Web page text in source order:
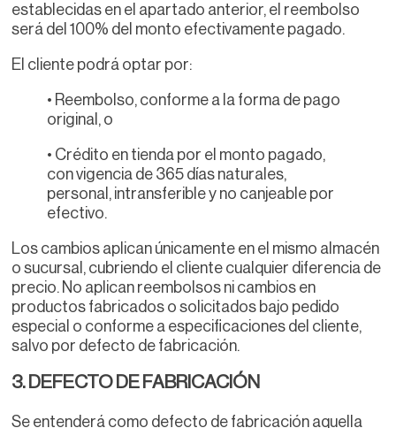
establecidas en el apartado anterior, el reembolso
será del 100% del monto efectivamente pagado.
El cliente podrá optar por:
• Reembolso, conforme a la forma de pago
original, o
• Crédito en tienda por el monto pagado,
con vigencia de 365 días naturales,
personal, intransferible y no canjeable por
efectivo.
Los cambios aplican únicamente en el mismo almacén
o sucursal, cubriendo el cliente cualquier diferencia de
precio. No aplican reembolsos ni cambios en
productos fabricados o solicitados bajo pedido
especial o conforme a especificaciones del cliente,
salvo por defecto de fabricación.
3. DEFECTO DE FABRICACIÓN
Se entenderá como defecto de fabricación aquella